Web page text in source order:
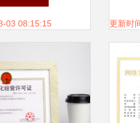
03 08:15:15 更新时